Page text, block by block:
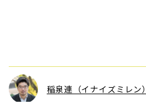
稲泉連（イナイズミレン）